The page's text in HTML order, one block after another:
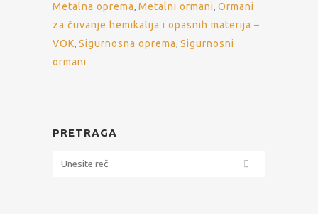
Metalna oprema, Metalni ormani, Ormani
za čuvanje hemikalija i opasnih materija –
VOK, Sigurnosna oprema, Sigurnosni
ormani
PRETRAGA